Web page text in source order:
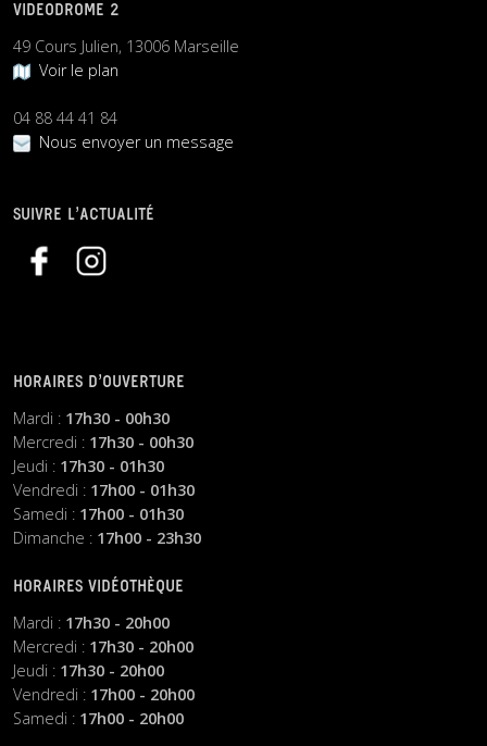
VIDEODROME 2
49 Cours Julien, 13006 Marseille
Voir le plan
04 88 44 41 84
Nous envoyer un message
SUIVRE L’ACTUALITÉ
HORAIRES D’OUVERTURE
Mardi : 17h30 - 00h30
Mercredi : 17h30 - 00h30
Jeudi : 17h30 - 01h30
Vendredi : 17h00 - 01h30
Samedi : 17h00 - 01h30
Dimanche : 17h00 - 23h30
HORAIRES VIDÉOTHÈQUE
Mardi : 17h30 - 20h00
Mercredi : 17h30 - 20h00
Jeudi : 17h30 - 20h00
Vendredi : 17h00 - 20h00
Samedi : 17h00 - 20h00